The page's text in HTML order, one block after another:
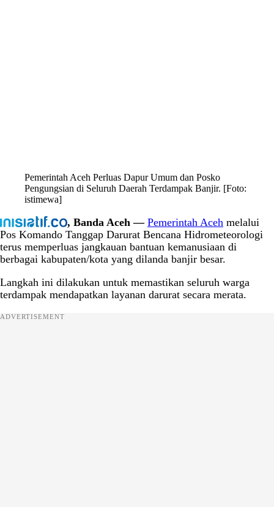
Pemerintah Aceh Perluas Dapur Umum dan Posko
Pengungsian di Seluruh Daerah Terdampak Banjir. [Foto:
istimewa]
, Banda Aceh — Pemerintah Acehmelalui
Pos Komando Tanggap Darurat Bencana Hidrometeorologi
terus memperluas jangkauan bantuan kemanusiaan di
berbagai kabupaten/kota yang dilanda banjir besar.
Langkah ini dilakukan untuk memastikan seluruh warga
terdampak mendapatkan layanan darurat secara merata.
ADVERTISEMENT